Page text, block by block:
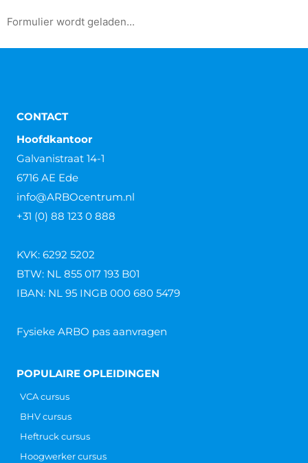
Formulier wordt geladen...
CONTACT
Hoofdkantoor
Galvanistraat 14-1
6716 AE Ede
info@ARBOcentrum.nl
+31 (0) 88 123 0 888
KVK: 6292 5202
BTW: NL 855 017 193 B01
IBAN: NL 95 INGB 000 680 5479
Fysieke ARBO pas aanvragen
POPULAIRE OPLEIDINGEN
VCA cursus
BHV cursus
Heftruck cursus
Hoogwerker cursus